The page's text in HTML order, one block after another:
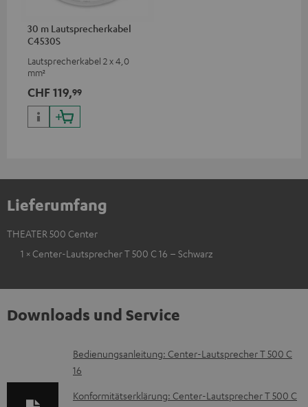
30 m Lautsprecherkabel
C4530S
Lautsprecherkabel 2 x 4,0
mm²
CHF 119,99
Lieferumfang
THEATER 500 Center
1 × Center-Lautsprecher T 500 C 16 – Schwarz
Downloads und Service
D
o
k
Bedienungsanleitung: Center-Lautsprecher T 500 C
16
Konformitätserklärung: Center-Lautsprecher T 500 C